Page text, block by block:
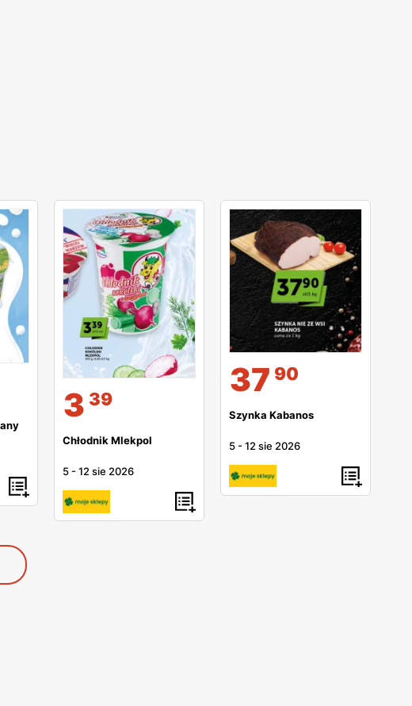
3 39
Chłodnik Mlekpol
5 -12 sie 2026
37 90
Szynka Kabanos
5 -12 sie 2026